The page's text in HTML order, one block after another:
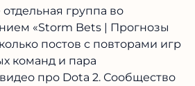
группа во
«Storm Bets | Прогнозы
постов с повторами игр
команд и пара
про Dota 2. Сообщество